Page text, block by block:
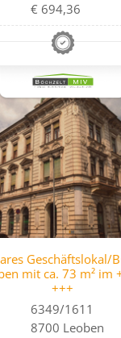
€ 694,36
Geschäftslokal/
mit ca. 73 m² im
+++
6349/1611
8700 Leoben